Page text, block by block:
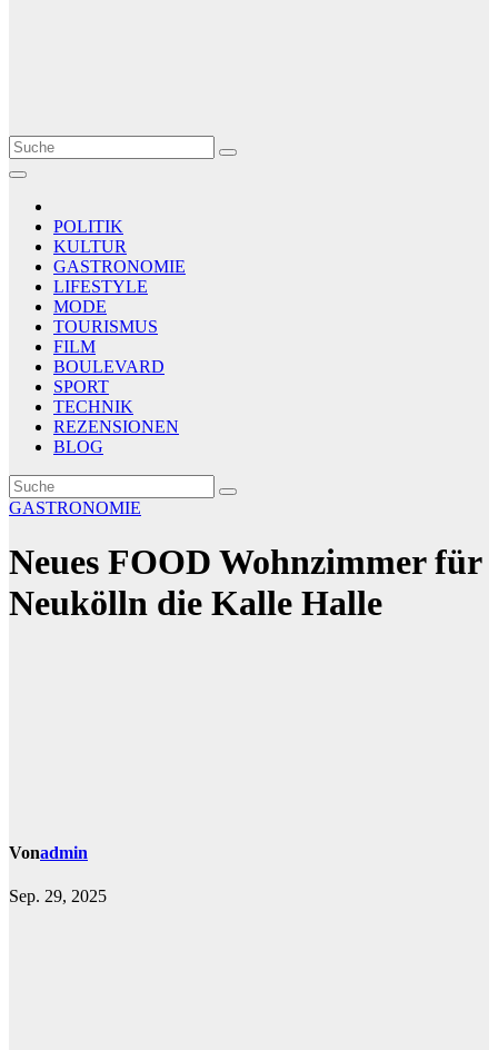
Le Matin
AGENCE DE PRESSE
POLITIK
KULTUR
GASTRONOMIE
LIFESTYLE
MODE
TOURISMUS
FILM
BOULEVARD
SPORT
TECHNIK
REZENSIONEN
BLOG
GASTRONOMIE
Neues FOOD Wohnzimmer für
Neukölln die Kalle Halle
Vonadmin
Sep. 29, 2025